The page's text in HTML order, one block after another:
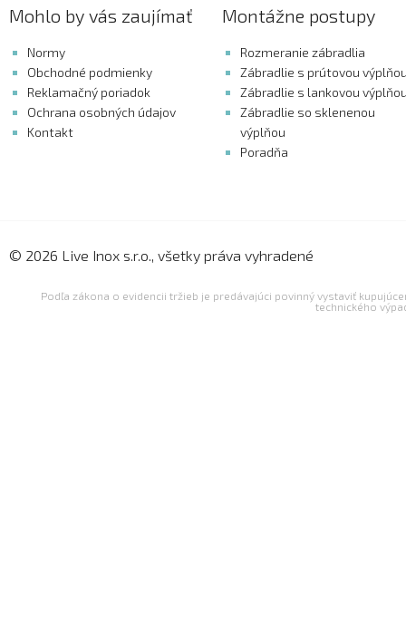
Mohlo by vás zaujímať
Normy
Obchodné podmienky
Reklamačný poriadok
Ochrana osobných údajov
Kontakt
Montážne postupy
Rozmeranie zábradlia
Zábradlie s prútovou
Zábradlie s lankovou
Zábradlie so sklenenou
výplňou
Poradňa
© 2026 Live Inox s.r.o., všetky práva vyhradené
Podľa zákona o evidencii tržieb je predávajúci povinný vystaviť
technického